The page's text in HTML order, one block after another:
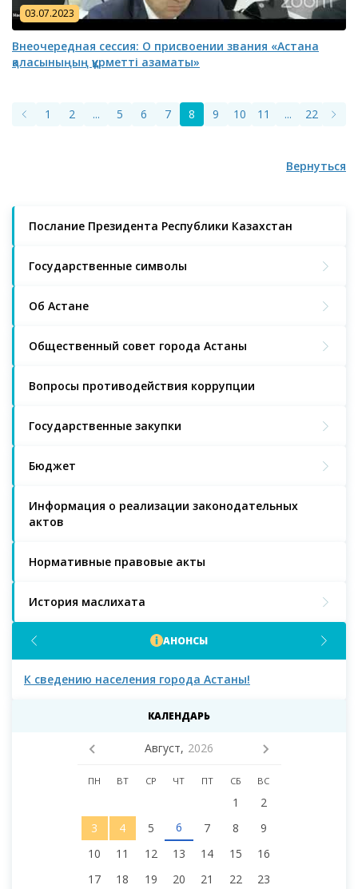
Послание Президента Республики Казахстан
Государственные символы
Об Астане
Общественный совет города Астаны
Вопросы противодействия коррупции
Государственные закупки
Бюджет
Информация о реализации законодательных
актов
Нормативные правовые акты
История маслихата
АНОНСЫ
К сведению населения города Астаны!
КАЛЕНДАРЬ
Август, 2026
ПН ВТ СР ЧТ ПТ СБ ВС
1
2
3
4 5 6 7 8
9
10
11 12 13 14 15
16
17
18 19 20 21 22
23
03.07.2023
Внеочередная сессия: О присвоении звания «Астана
қаласыныңың құрметті азаматы»
1 2 ... 5 6 7 8 9 10 11 ... 22 23
Вернуться